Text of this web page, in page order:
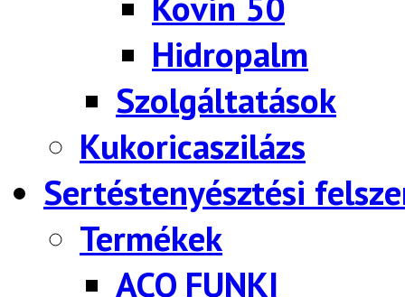
Hidropalm
Szolgáltatások
Kukoricaszilázs
Sertéstenyésztési
Termékek
ACO FUNKI